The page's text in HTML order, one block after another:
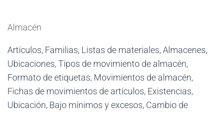
Almacén
Artículos, Familias, Listas de materiales, Almacenes,
Ubicaciones, Tipos de movimiento de almacén,
Formato de etiquetas, Movimientos de almacén,
Fichas de movimientos de artículos, Existencias,
Ubicación, Bajo mínimos y excesos, Cambio de